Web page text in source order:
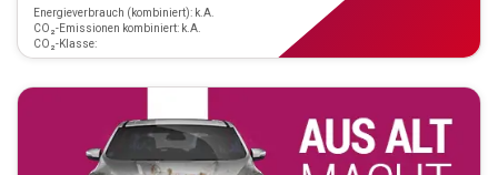
Energieverbrauch (kombiniert): k.A.
CO₂-Emissionen kombiniert: k.A.
CO₂-Klasse: